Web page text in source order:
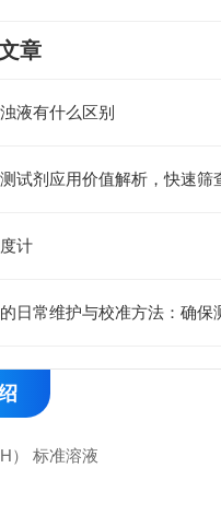
章
液有什么区别
计
） 标准溶液